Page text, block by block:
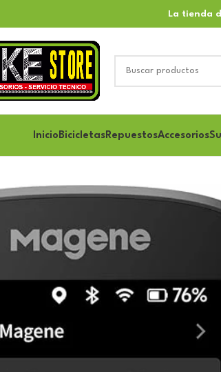
La tienda
Inicio BicicletasRepuestosAccesorios